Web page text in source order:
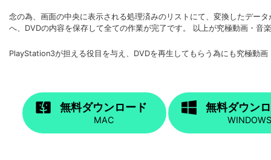
念の為、画面の中央に表示される処理済みのリストにて、変換したデー
へ、DVDの内容を保存して全ての作業が完了です。 以上が究極動画・
PlayStation3が担える役目を与え、DVDを再生してもらう為にも究極動
無料ダウンロード
MAC
無料ダウン
WINDOWS